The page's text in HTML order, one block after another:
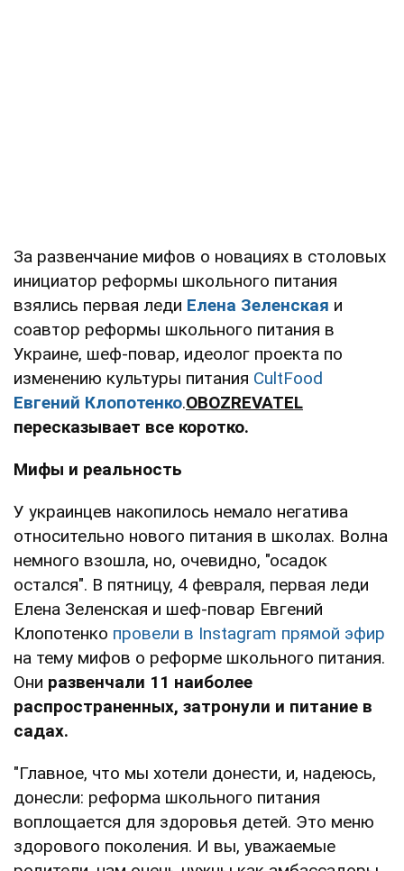
За развенчание мифов о новациях в столовых
инициатор реформы школьного питания
взялись первая леди Елена Зеленская и
соавтор реформы школьного питания в
Украине, шеф-повар, идеолог проекта по
изменению культуры питания CultFood
Евгений Клопотенко.OBOZREVATEL
пересказывает все коротко.
Мифы и реальность
У украинцев накопилось немало негатива
относительно нового питания в школах. Волна
немного взошла, но, очевидно, "осадок
остался". В пятницу, 4 февраля, первая леди
Елена Зеленская и шеф-повар Евгений
Клопотенко провели в Instagram прямой эфир
на тему мифов о реформе школьного питания.
Они развенчали 11 наиболее
распространенных, затронули и питание в
садах.
"Главное, что мы хотели донести, и, надеюсь,
донесли: реформа школьного питания
воплощается для здоровья детей. Это меню
здорового поколения. И вы, уважаемые